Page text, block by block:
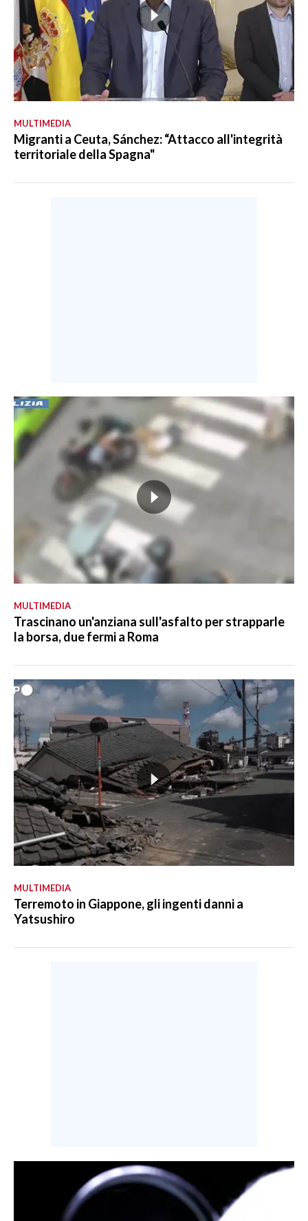
MULTIMEDIA
Migranti a Ceuta, Sánchez: “Attacco all'integrità
territoriale della Spagna"
MULTIMEDIA
Trascinano un'anziana sull'asfalto per strapparle
la borsa, due fermi a Roma
MULTIMEDIA
Terremoto in Giappone, gli ingenti danni a
Yatsushiro